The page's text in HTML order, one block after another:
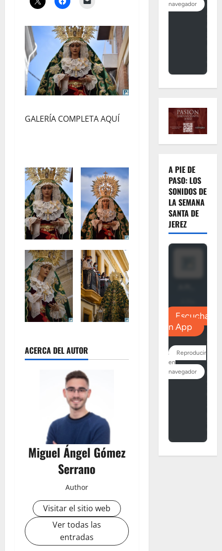
GALERÍA COMPLETA AQUÍ
ACERCA DEL AUTOR
Miguel Ángel Gómez
Serrano
Author
Visitar el sitio web
Ver todas las
entradas
A PIE DE
PASO: LOS
SONIDOS DE
LA SEMANA
SANTA DE
JEREZ